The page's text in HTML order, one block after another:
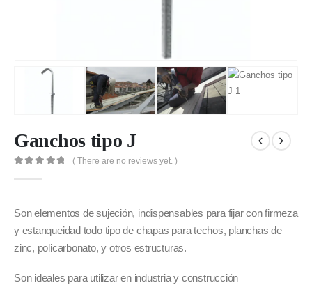
Ganchos tipo J
( There are no reviews yet. )
Son elementos de sujeción, indispensables para fijar con firmeza
y estanqueidad todo tipo de chapas para techos, planchas de
zinc, policarbonato, y otros estructuras.
Son ideales para utilizar en industria y construcción